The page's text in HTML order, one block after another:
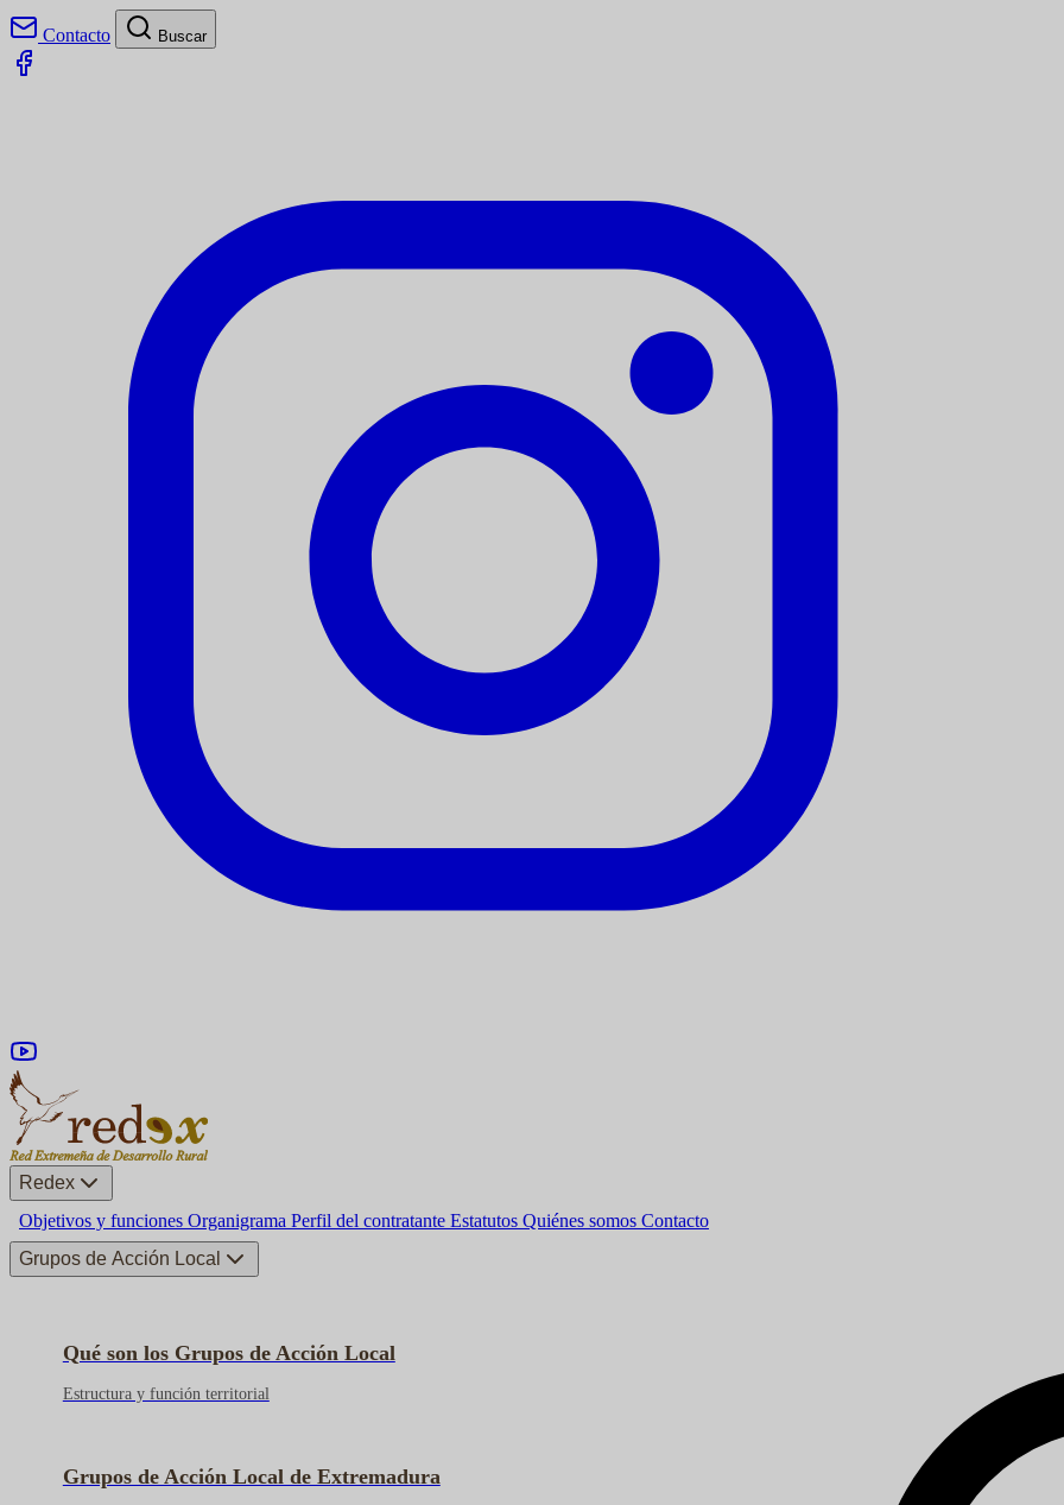
Contacto Buscar
Redex
Objetivos y funciones Organigrama Perfil del contratante Estatutos Quiénes somos Contacto
Grupos de Acción Local
Qué son los Grupos de Acción Local
Estructura y función territorial
Grupos de Acción Local de Extremadura